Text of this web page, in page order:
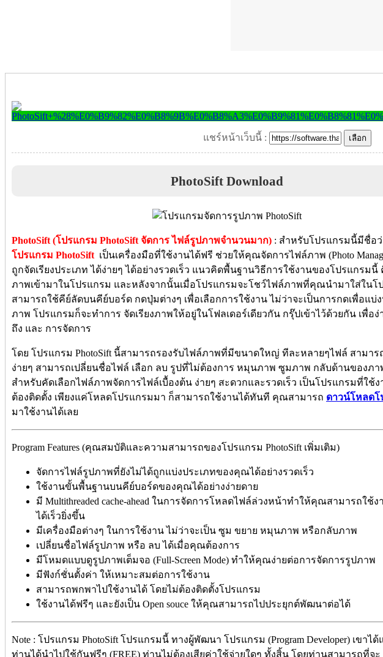
แชร์หน้าเว็บนี้ :
PhotoSift Download
PhotoSift (โปรแกรม PhotoSift จัดการ ไฟล์รูปภาพจำนวนมาก) : สำหรับโปรแกรมนี้มีชื่อว่
โปรแกรม PhotoSift เป็นเครื่องมือที่ใช้งานได้ฟรี ช่วยให้คุณจัดการไฟล์ภาพ (Photo
ถูกจัดเรียงประเภท ได้ง่ายๆ ได้อย่างรวดเร็ว แนวคิดพื้นฐานวิธีการใช้งานของโปรแกรม
ภาพเข้ามาในโปรแกรม และหลังจากนั้นเมื่อโปรแกรมจะโชว์ไฟล์ภาพที่คุณนำมาใส่ใน
สามารถใช้คีย์ลัดบนคีย์บอร์ด กดปุ่มต่างๆ เพื่อเลือกการใช้งาน ไม่ว่าจะเป็นการกดเพื่อแบ่
ภาพ โปรแกรมก็จะทำการ จัดเรียงภาพให้อยู่ในโฟลเดอร์เดียวกัน กรุ๊ปเข้าไว้ด้วยกัน เพื่อง่
ถึง และ การจัดการ
โดย โปรแกรม PhotoSift นี้สามารถรองรับไฟล์ภาพที่มีขนาดใหญ่ ทีละหลายๆไฟล์ สามาร
ง่ายๆ สามารถเปลี่ยนชื่อไฟล์ เลือก ลบ รูปที่ไม่ต้องการ หมุนภาพ ซูมภาพ กลับด้านของภา
สำหรับคัดเลือกไฟล์ภาพจัดการไฟล์เบื้องต้น ง่ายๆ สะดวกและรวดเร็ว เป็นโปรแกรมที่ใช้ง
ต้องติดตั้ง เพียงแค่โหลดโปรแกรมมา ก็สามารถใช้งานได้ทันที คุณสามารถ ดาวน์โหลด
มาใช้งานได้เลย
Program Features (คุณสมบัติและความสามารถของโปรแกรม PhotoSift เพิ่มเติม)
จัดการไฟล์รูปภาพที่ยังไม่ได้ถูกแบ่งประเภทของคุณได้อย่างรวดเร็ว
ใช้งานขั้นพื้นฐานบนคีย์บอร์ดของคุณได้อย่างง่ายดาย
มี Multithreaded cache-ahead ในการจัดการโหลดไฟล์ล่วงหน้าทำให้คุณสามารถใช้
ได้เร็วยิ่งขึ้น
มีเครื่องมือต่างๆ ในการใช้งาน ไม่ว่าจะเป็น ซูม ขยาย หมุนภาพ หรือกลับภาพ
เปลี่ยนชื่อไฟล์รูปภาพ หรือ ลบ ได้เมื่อคุณต้องการ
มีโหมดแบบดูรูปภาพเต็มจอ (Full-Screen Mode) ทำให้คุณง่ายต่อการจัดการรูปภาพ
มีฟังก์ชั่นตั้งค่า ให้เหมาะสมต่อการใช้งาน
สามารถพกพาไปใช้งานได้ โดยไม่ต้องติดตั้งโปรแกรม
ใช้งานได้ฟรีๆ และยังเป็น Open souce ให้คุณสามารถไปประยุกต์พัฒนาต่อได้
Note : โปรแกรม PhotoSift โปรแกรมนี้ ทางผู้พัฒนา โปรแกรม (Program Developer) เขาไ
ท่านได้นำไปใช้กันฟรีๆ (FREE) ท่านไม่ต้องเสียค่าใช้จ่ายใดๆ ทั้งสิ้น โดยท่านสามารถที่จ